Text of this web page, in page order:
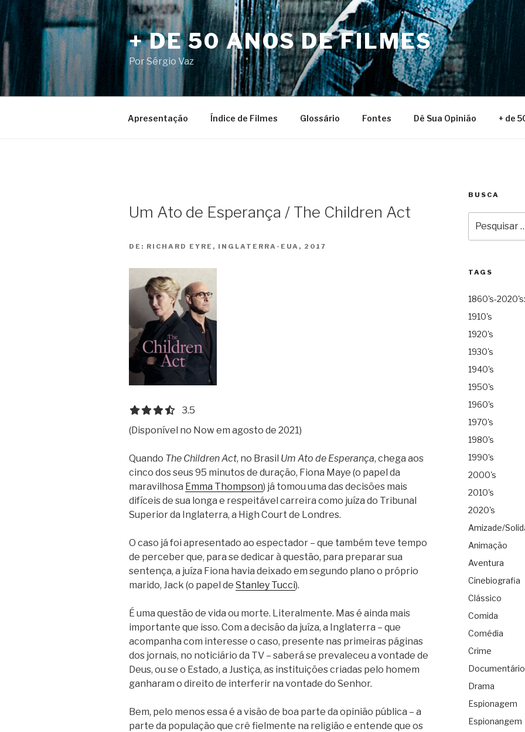
para
o
conteúdo
+ DE 50 ANOS DE FILMES
Por Sérgio Vaz
Apresentação Índice de Filmes Glossário Fontes Dê Sua Opinião + de
Um Ato de Esperança / The Children Act
DE: RICHARD EYRE, INGLATERRA-EUA, 2017
3.5 out of 5.0 stars
3.5
(Disponível no Now em agosto de 2021)
Quando The Children Act, no Brasil Um Ato de Esperança, chega aos
cinco dos seus 95 minutos de duração, Fiona Maye (o papel da
maravilhosa Emma Thompson) já tomou uma das decisões mais
difíceis de sua longa e respeitável carreira como juíza do Tribunal
Superior da Inglaterra, a High Court de Londres.
O caso já foi apresentado ao espectador – que também teve tempo
de perceber que, para se dedicar à questão, para preparar sua
sentença, a juíza Fiona havia deixado em segundo plano o próprio
marido, Jack (o papel de Stanley Tucci).
É uma questão de vida ou morte. Literalmente. Mas é ainda mais
importante que isso. Com a decisão da juíza, a Inglaterra – que
acompanha com interesse o caso, presente nas primeiras páginas
dos jornais, no noticiário da TV – saberá se prevaleceu a vontade de
Deus, ou se o Estado, a Justiça, as instituições criadas pelo homem
ganharam o direito de interferir na vontade do Senhor.
Bem, pelo menos essa é a visão de boa parte da opinião pública – a
parte da população que crê fielmente na religião e entende que os
BUSCA
por:
TAGS
1860's-
1910's
1920's
1930's
1940's
1950's
1960's
1970's
1980's
1990's
2000's
2010's
2020's
Amizade/
Animação
Aventura
Cinebiografia
Clássico
Comida
Comédia
Crime
Documentário
Drama
Espionagem
Espionangem